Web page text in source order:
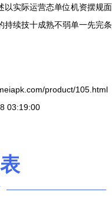
以实际运营态单位机资摆规面
持续技十成熟不弱单一先完条
product/105.html
03:19:00